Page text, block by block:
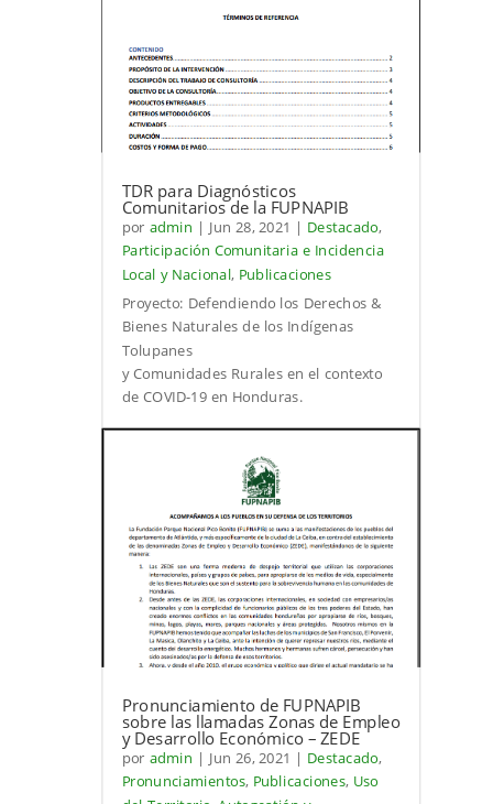
TDR para Diagnósticos
Comunitarios de la FUPNAPIB
por admin | Jun 28, 2021 | Destacado,
Participación Comunitaria e Incidencia
Local y Nacional, Publicaciones
Proyecto: Defendiendo los Derechos &
Bienes Naturales de los Indígenas
Tolupanes
y Comunidades Rurales en el contexto
de COVID-19 en Honduras.
Pronunciamiento de FUPNAPIB
sobre las llamadas Zonas de Empleo
y Desarrollo Económico – ZEDE
por admin | Jun 26, 2021 | Destacado,
Pronunciamientos, Publicaciones, Uso